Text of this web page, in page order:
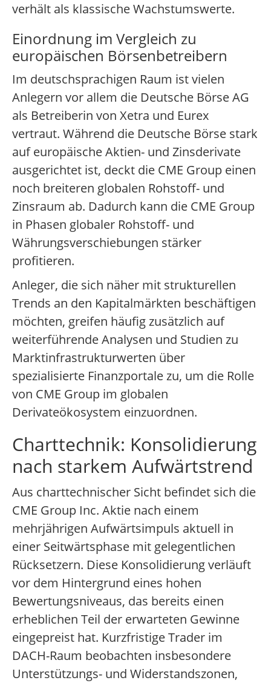
verhält als klassische Wachstumswerte.
Einordnung im Vergleich zu
europäischen Börsenbetreibern
Im deutschsprachigen Raum ist vielen
Anlegern vor allem die Deutsche Börse AG
als Betreiberin von Xetra und Eurex
vertraut. Während die Deutsche Börse stark
auf europäische Aktien- und Zinsderivate
ausgerichtet ist, deckt die CME Group einen
noch breiteren globalen Rohstoff- und
Zinsraum ab. Dadurch kann die CME Group
in Phasen globaler Rohstoff- und
Währungsverschiebungen stärker
profitieren.
Anleger, die sich näher mit strukturellen
Trends an den Kapitalmärkten beschäftigen
möchten, greifen häufig zusätzlich auf
weiterführende Analysen und Studien zu
Marktinfrastrukturwerten über
spezialisierte Finanzportale zu, um die Rolle
von CME Group im globalen
Derivateökosystem einzuordnen.
Charttechnik: Konsolidierung
nach starkem Aufwärtstrend
Aus charttechnischer Sicht befindet sich die
CME Group Inc. Aktie nach einem
mehrjährigen Aufwärtsimpuls aktuell in
einer Seitwärtsphase mit gelegentlichen
Rücksetzern. Diese Konsolidierung verläuft
vor dem Hintergrund eines hohen
Bewertungsniveaus, das bereits einen
erheblichen Teil der erwarteten Gewinne
eingepreist hat. Kurzfristige Trader im
DACH-Raum beobachten insbesondere
Unterstützungs- und Widerstandszonen,